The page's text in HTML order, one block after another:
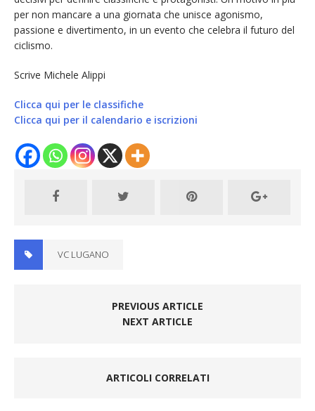
per non mancare a una giornata che unisce agonismo,
passione e divertimento, in un evento che celebra il futuro del
ciclismo.
Scrive Michele Alippi
Clicca qui per le classifiche
Clicca qui per il calendario e iscrizioni
VC LUGANO
PREVIOUS ARTICLE
NEXT ARTICLE
ARTICOLI CORRELATI